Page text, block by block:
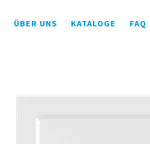
ÜBER UNS KATALOGE FAQ